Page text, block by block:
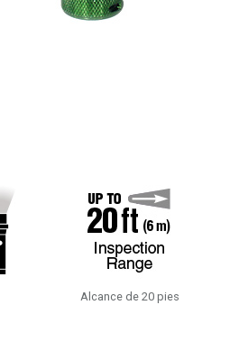
Alcance de 20 pies